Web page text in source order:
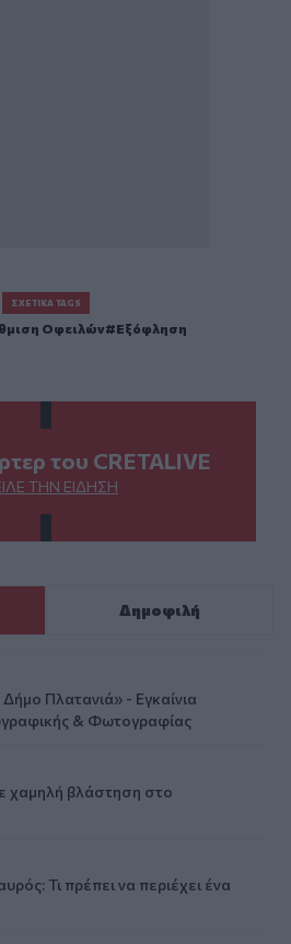
ΣΧΕΤΙΚΆ TAGS
Οφειλών Εξόφληση
του CRETALIVE
ΤΗΝ ΕΊΔΗΣΗ
Δημοφιλή
Πλατανιά» - Εγκαίνια
& Φωτογραφίας
χαμηλή βλάστηση στο
Τι πρέπει να περιέχει ένα